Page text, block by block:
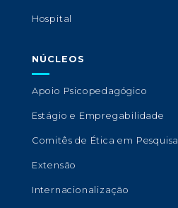
Hospital
NÚCLEOS
Apoio Psicopedagógico
Estágio e Empregabilidade
Comitês de Ética em Pesquisa
Extensão
Internacionalização